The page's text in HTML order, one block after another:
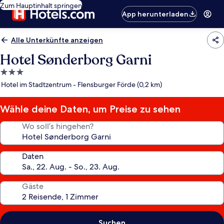
Zum Hauptinhalt springen
App herunterladen
Alle Unterkünfte anzeigen
Hotel Sønderborg Garni
3.0-
Sterne-
Hotel im Stadtzentrum - Flensburger Förde (0,2 km)
Wähle deine Daten, um Preise zu sehen
Wo soll’s hingehen?
Daten
Gäste